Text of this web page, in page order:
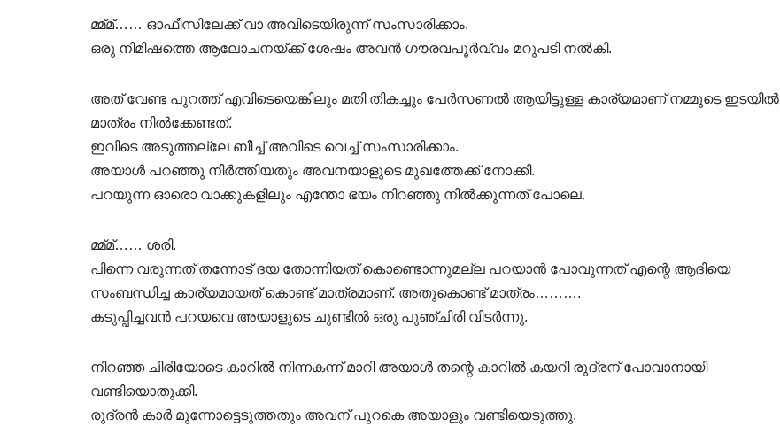
മ്മ്മ്…… ഓഫീസിലേക്ക് വാ അവിടെയിരുന്ന് സംസാരിക്കാം.
ഒരു നിമിഷത്തെ ആലോചനയ്ക്ക് ശേഷം അവൻ ഗൗരവപൂർവ്വം മറുപടി നൽകി.
അത് വേണ്ട പുറത്ത് എവിടെയെങ്കിലും മതി തികച്ചും പേർസണൽ ആയിട്ടുള്ള കാര്യമാണ് നമ്മുടെ ഇടയിൽ
മാത്രം നിൽക്കേണ്ടത്.
ഇവിടെ അടുത്തല്ലേ ബീച്ച് അവിടെ വെച്ച് സംസാരിക്കാം.
അയാൾ പറഞ്ഞു നിർത്തിയതും അവനയാളുടെ മുഖത്തേക്ക് നോക്കി.
പറയുന്ന ഓരൊ വാക്കുകളിലും എന്തോ ഭയം നിറഞ്ഞു നിൽക്കുന്നത് പോലെ.
മ്മ്മ്…… ശരി.
പിന്നെ വരുന്നത് തന്നോട് ദയ തോന്നിയത് കൊണ്ടൊന്നുമല്ല പറയാൻ പോവുന്നത് എന്റെ ആദിയെ
സംബന്ധിച്ച കാര്യമായത് കൊണ്ട് മാത്രമാണ്. അതുകൊണ്ട് മാത്രം……….
കടുപ്പിച്ചവൻ പറയവെ അയാളുടെ ചുണ്ടിൽ ഒരു പുഞ്ചിരി വിടർന്നു.
നിറഞ്ഞ ചിരിയോടെ കാറിൽ നിന്നകന്ന് മാറി അയാൾ തന്റെ കാറിൽ കയറി രുദ്രന് പോവാനായി
വണ്ടിയൊതുക്കി.
രുദ്രൻ കാർ മുന്നോട്ടെടുത്തതും അവന് പുറകെ അയാളും വണ്ടിയെടുത്തു.